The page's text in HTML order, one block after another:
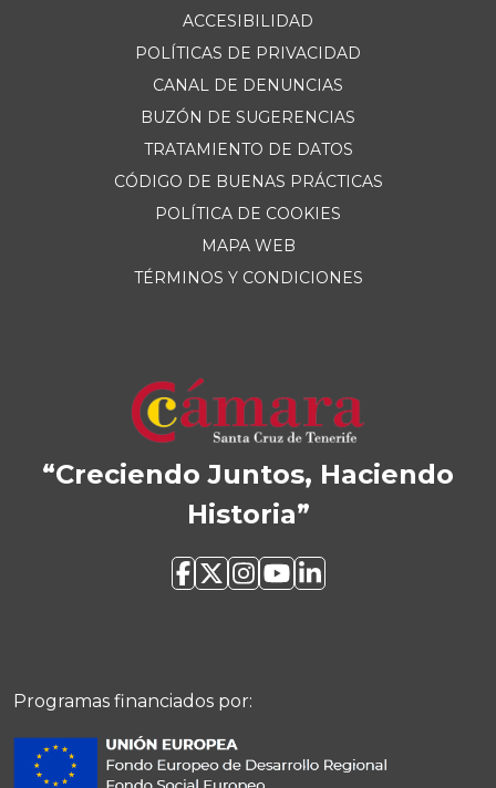
ACCESIBILIDAD
POLÍTICAS DE PRIVACIDAD
CANAL DE DENUNCIAS
BUZÓN DE SUGERENCIAS
TRATAMIENTO DE DATOS
CÓDIGO DE BUENAS PRÁCTICAS
POLÍTICA DE COOKIES
MAPA WEB
TÉRMINOS Y CONDICIONES
“Creciendo Juntos, Haciendo
Historia”
Programas financiados por: